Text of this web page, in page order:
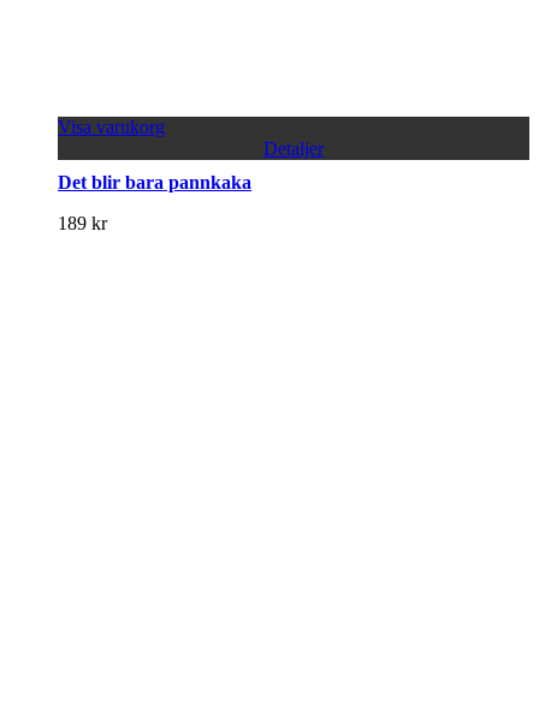
Visa varukorg
Detaljer
Det blir bara pannkaka
189 kr